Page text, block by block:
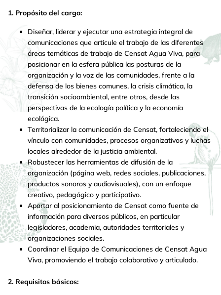
1. Propósito del cargo:
Diseñar, liderar y ejecutar una estrategia integral de
comunicaciones que articule el trabajo de las diferentes
áreas temáticas de trabajo de Censat Agua Viva, para
posicionar en la esfera pública las posturas de la
organización y la voz de las comunidades, frente a la
defensa de los bienes comunes, la crisis climática, la
transición socioambiental, entre otros, desde las
perspectivas de la ecología política y la economía
ecológica.
Territorializar la comunicación de Censat, fortaleciendo el
vínculo con comunidades, procesos organizativos y luchas
locales alrededor de la justicia ambiental.
Robustecer las herramientas de difusión de la
organización (página web, redes sociales, publicaciones,
productos sonoros y audiovisuales), con un enfoque
creativo, pedagógico y participativo.
Aportar al posicionamiento de Censat como fuente de
información para diversos públicos, en particular
legisladores, academia, autoridades territoriales y
organizaciones sociales.
Coordinar el Equipo de Comunicaciones de Censat Agua
Viva, promoviendo el trabajo colaborativo y articulado.
2. Requisitos básicos: